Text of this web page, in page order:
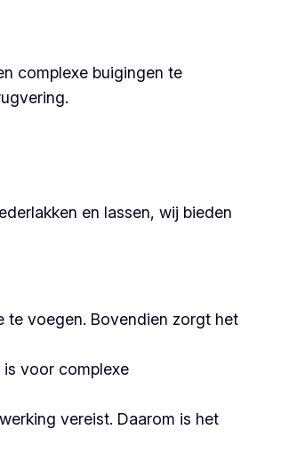
complexe buigingen te
en lassen, wij bieden
te voegen. Bovendien zorgt het
is voor complexe
vereist. Daarom is het